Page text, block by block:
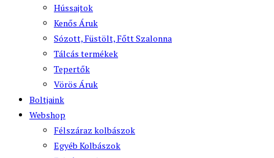
Hússajtok
Kenős Áruk
Sózott, Füstölt, Főtt Szalonna
Tálcás termékek
Tepertők
Vörös Áruk
Boltjaink
Webshop
Félszáraz kolbászok
Egyéb Kolbászok